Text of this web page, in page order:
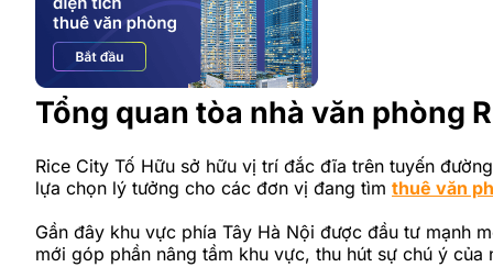
Tổng quan tòa nhà văn phòng
Rice City Tố Hữu sở hữu vị trí đắc đĩa trên tuyến
lựa chọn lý tưởng cho các đơn vị đang tìm thuê văn
Gần đây khu vực phía Tây Hà Nội được đầu tư mạnh
mới góp phần nâng tầm khu vực, thu hút sự chú ý